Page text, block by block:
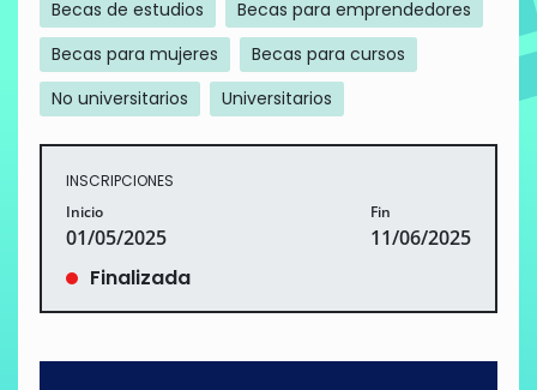
Becas de estudios
Becas para emprendedores
Becas para mujeres
Becas para cursos
No universitarios
Universitarios
INSCRIPCIONES
Inicio
01/05/2025
Fin
11/06/2025
Finalizada